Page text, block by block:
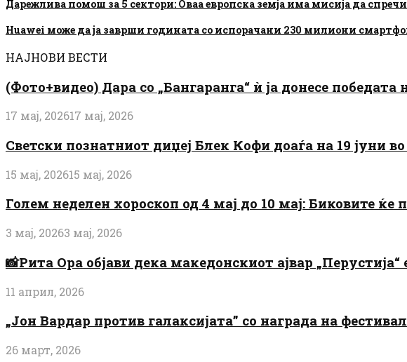
Дарежлива помош за 5 сектори: Оваа европска земја има мисија да
Huawei може да ја заврши годината со испорачани 230 милиони
НАЈНОВИ ВЕСТИ
(Фото+видео) Дара со „Бангаранга“ ѝ ја донесе победата
17 мај, 202617 мај, 2026
Светски познатниот диџеј Блек Кофи доаѓа на 19 јуни во
15 мај, 202615 мај, 2026
Голем неделен хороскоп од 4 мај до 10 мај: Биковите
3 мај, 20263 мај, 2026
📸Рита Ора објави дека македонскиот ајвар
11 април, 2026
„Јон Вардар против галаксијата” со награда на
26 март, 2026